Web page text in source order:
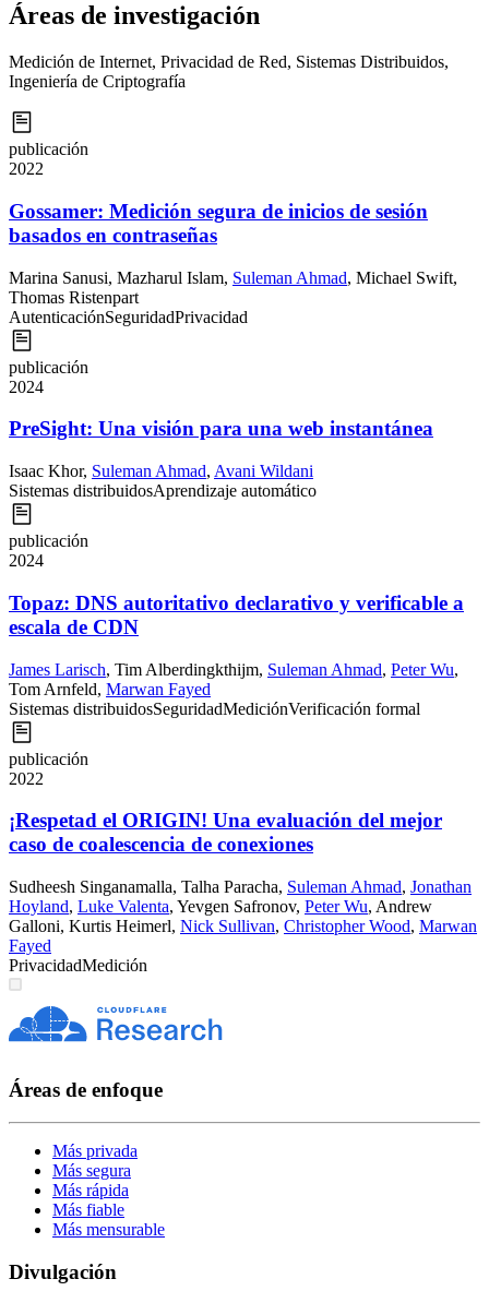
Áreas de investigación
Medición de Internet, Privacidad de Red, Sistemas Distribuidos,
Ingeniería de Criptografía
publicación
2022
Gossamer: Medición segura de inicios de sesión
basados en contraseñas
Marina Sanusi, Mazharul Islam, Suleman Ahmad, Michael Swift,
Thomas Ristenpart
AutenticaciónSeguridadPrivacidad
publicación
2024
PreSight: Una visión para una web instantánea
Isaac Khor, Suleman Ahmad, Avani Wildani
Sistemas distribuidosAprendizaje automático
publicación
2024
Topaz: DNS autoritativo declarativo y verificable a
escala de CDN
James Larisch, Tim Alberdingkthijm, Suleman Ahmad, Peter Wu,
Tom Arnfeld, Marwan Fayed
Sistemas distribuidosSeguridadMediciónVerificación formal
publicación
2022
¡Respetad el ORIGIN! Una evaluación del mejor
caso de coalescencia de conexiones
Sudheesh Singanamalla, Talha Paracha, Suleman Ahmad, Jonathan
Hoyland, Luke Valenta, Yevgen Safronov, Peter Wu, Andrew
Galloni, Kurtis Heimerl, Nick Sullivan, Christopher Wood, Marwan
Fayed
PrivacidadMedición
Áreas de enfoque
Más privada
Más segura
Más rápida
Más fiable
Más mensurable
Divulgación